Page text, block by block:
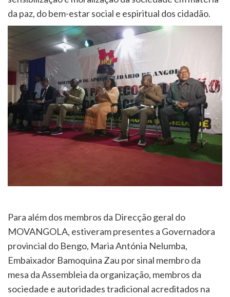
da paz, do bem-estar social e espiritual dos cidadão.
Para além dos membros da Direcção geral do
MOVANGOLA, estiveram presentes a Governadora
provincial do Bengo, Maria Antónia Nelumba,
Embaixador Bamoquina Zau por sinal membro da
mesa da Assembleia da organização, membros da
sociedade e autoridades tradicional acreditados na